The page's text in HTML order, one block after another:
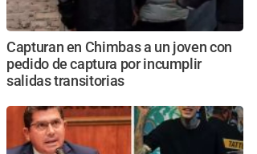
Capturan en Chimbas a un joven con
pedido de captura por incumplir
salidas transitorias